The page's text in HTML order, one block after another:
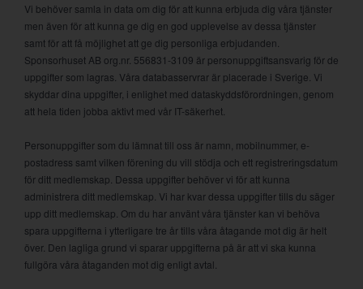
Vi behöver samla in data om dig för att kunna erbjuda dig våra tjänster
men även för att kunna ge dig en god upplevelse av dessa tjänster
samt för att få möjlighet att ge dig personliga erbjudanden.
Sponsorhuset AB org.nr. 556831-3109 är personuppgiftsansvarig för de
uppgifter som lagras. Våra databasservrar är placerade i Sverige. Vi
skyddar dina uppgifter, i enlighet med dataskyddsförordningen, genom
att hela tiden jobba aktivt med vår IT-säkerhet.
Personuppgifter som du lämnat till oss är namn, mobilnummer, e-
postadress samt vilken förening du vill stödja och ett registreringsdatum
för ditt medlemskap. Dessa uppgifter behöver vi för att kunna
administrera ditt medlemskap. Vi har kvar dessa uppgifter tills du säger
upp ditt medlemskap. Om du har använt våra tjänster kan vi behöva
spara uppgifterna i ytterligare tre år tills våra åtagande mot dig är helt
över. Den lagliga grund vi sparar uppgifterna på är att vi ska kunna
fullgöra våra åtaganden mot dig enligt avtal.